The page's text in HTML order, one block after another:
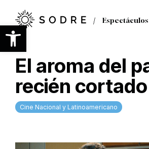
Abrir barra de
contenido
principal
Espectáculos
El aroma del
recién cortado
Cine Nacional y Latinoamericano